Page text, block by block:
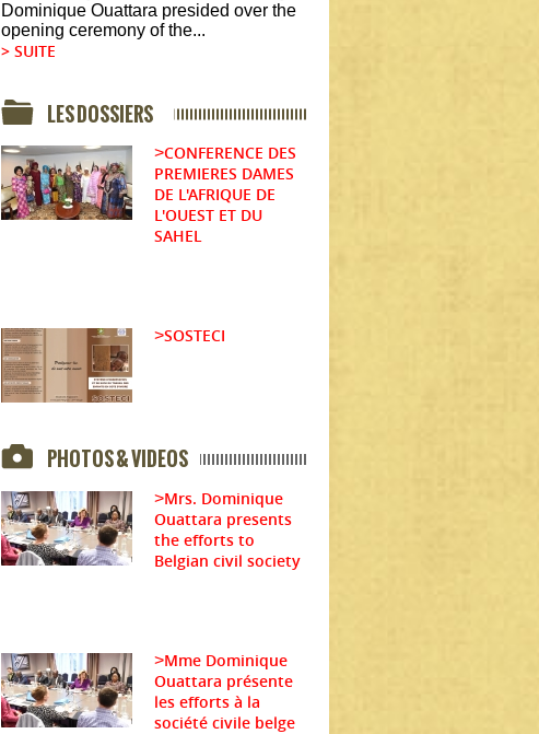
Dominique Ouattara presided over the
opening ceremony of the...
> SUITE
LES DOSSIERS
>CONFERENCE DES
PREMIERES DAMES
DE L'AFRIQUE DE
L'OUEST ET DU
SAHEL
>SOSTECI
PHOTOS & VIDEOS
>Mrs. Dominique
Ouattara presents
the efforts to
Belgian civil society
>Mme Dominique
Ouattara présente
les efforts à la
société civile belge